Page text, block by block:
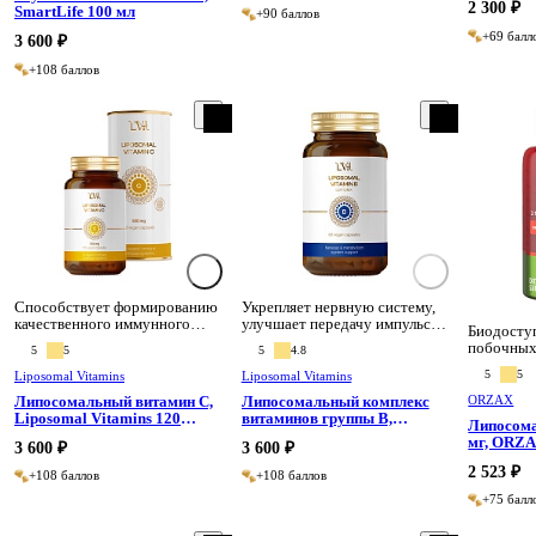
SmartLife 100 мл
3 600 ₽
+108 баллов
+90 баллов 2 300 ₽
+69
Способствует формированию
качественного иммунного
ответа.
5 5
Liposomal Vitamins
Липосомальный витамин С,
Liposomal Vitamins 120
3 600 ₽
+108 баллов
Укрепляет нервную систему,
улучшает передачу импульсов
и синтез нейротрансмиттеров.
5 4.8
Liposomal Vitamins
Липосомальный комплекс
витаминов группы B,
капсул
3 600 ₽
+108 баллов
5 5
ORZAX
мг,
2 523 ₽
+75